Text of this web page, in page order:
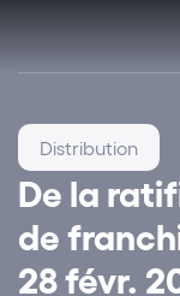
De la
de
28 févr.
Distribution